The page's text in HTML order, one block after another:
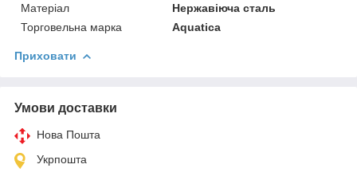
Матеріал
Нержавіюча сталь
Торговельна марка
Aquatica
Приховати
Умови доставки
Нова Пошта
Укрпошта